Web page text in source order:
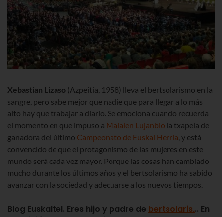
Xebastian Lizaso (Azpeitia, 1958) lleva el bertsolarismo en la
sangre, pero sabe mejor que nadie que para llegar a lo más
alto hay que trabajar a diario. Se emociona cuando recuerda
el momento en que impuso a Maialen Lujanbio la txapela de
ganadora del último Campeonato de Euskal Herria , y está
convencido de que el protagonismo de las mujeres en este
mundo será cada vez mayor. Porque las cosas han cambiado
mucho durante los últimos años y el bertsolarismo ha sabido
avanzar con la sociedad y adecuarse a los nuevos tiempos.
Blog Euskaltel. Eres hijo y padre de bertsolaris... En